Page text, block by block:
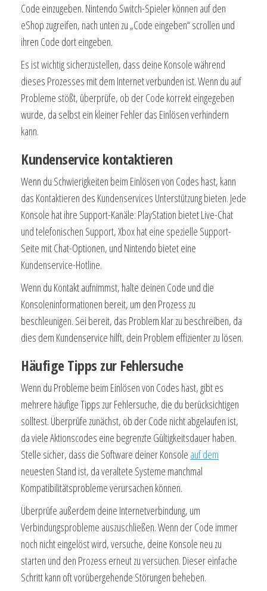
Code einzugeben. Nintendo Switch-Spieler können auf den
eShop zugreifen, nach unten zu „Code eingeben“ scrollen und
ihren Code dort eingeben.
Es ist wichtig sicherzustellen, dass deine Konsole während
dieses Prozesses mit dem Internet verbunden ist. Wenn du auf
Probleme stößt, überprüfe, ob der Code korrekt eingegeben
wurde, da selbst ein kleiner Fehler das Einlösen verhindern
kann.
Kundenservice kontaktieren
Wenn du Schwierigkeiten beim Einlösen von Codes hast, kann
das Kontaktieren des Kundenservices Unterstützung bieten. Jede
Konsole hat ihre Support-Kanäle: PlayStation bietet Live-Chat
und telefonischen Support, Xbox hat eine spezielle Support-
Seite mit Chat-Optionen, und Nintendo bietet eine
Kundenservice-Hotline.
Wenn du Kontakt aufnimmst, halte deinen Code und die
Konsoleninformationen bereit, um den Prozess zu
beschleunigen. Sei bereit, das Problem klar zu beschreiben, da
dies dem Kundenservice hilft, dein Problem effizienter zu lösen.
Häufige Tipps zur Fehlersuche
Wenn du Probleme beim Einlösen von Codes hast, gibt es
mehrere häufige Tipps zur Fehlersuche, die du berücksichtigen
solltest. Überprüfe zunächst, ob der Code nicht abgelaufen ist,
da viele Aktionscodes eine begrenzte Gültigkeitsdauer haben.
Stelle sicher, dass die Software deiner Konsole auf dem
neuesten Stand ist, da veraltete Systeme manchmal
Kompatibilitätsprobleme verursachen können.
Überprüfe außerdem deine Internetverbindung, um
Verbindungsprobleme auszuschließen. Wenn der Code immer
noch nicht eingelöst wird, versuche, deine Konsole neu zu
starten und den Prozess erneut zu versuchen. Dieser einfache
Schritt kann oft vorübergehende Störungen beheben.